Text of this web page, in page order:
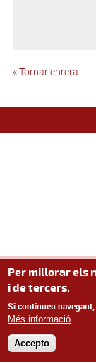
« Tornar enrera
Per millorar els
i de tercers.
Si continueu
Més informació
Accepto